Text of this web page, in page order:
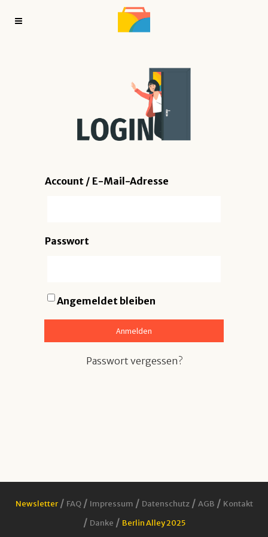
Account / E-Mail-Adresse
Passwort
Angemeldet bleiben
Passwort vergessen?
Newsletter/ FAQ/ Impressum / Datenschutz / AGB / Kontakt
/ Danke / Berlin Alley 2025